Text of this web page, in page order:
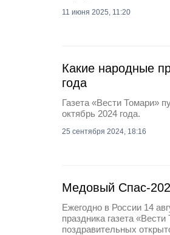
11 июня 2025, 11:20
Какие народные
года
Газета «Вести Томари»
октябрь 2024 года.
25 сентября 2024, 18:16
Медовый Спас-
Ежегодно в России 14
праздника газета
поздравительных